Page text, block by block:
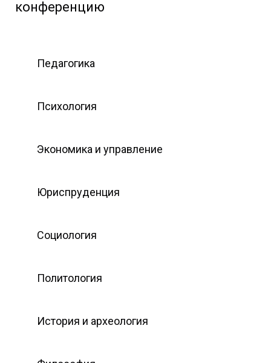
конференцию
Педагогика
Психология
Экономика и управление
Юриспруденция
Социология
Политология
История и археология